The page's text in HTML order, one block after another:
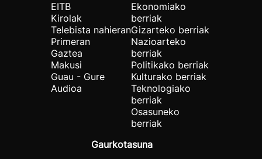
EITB
Kirolak
Telebista nahieran
Primeran
Gaztea
Makusi
Guau - Gure
Audioa
Ekonomiako
berriak
Gizarteko berriak
Nazioarteko
berriak
Politikako berriak
Kulturako berriak
Teknologiako
berriak
Osasuneko
berriak
Gaurkotasuna